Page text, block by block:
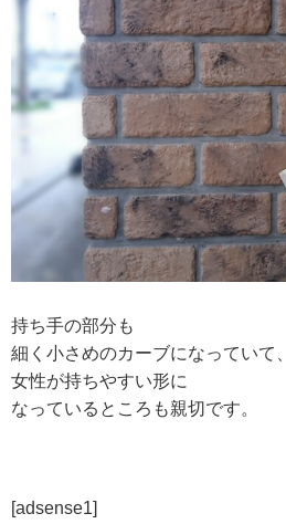
持ち手の部分も
細く小さめのカーブになっていて、
女性が持ちやすい形に
なっているところも親切です。
[adsense1]